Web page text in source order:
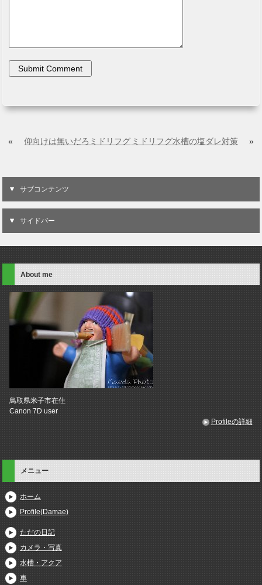
« 仰向けは無いだろミドリフグ ミドリフグ水槽の塩ダレ対策 »
サブコンテンツ
サイドバー
About me
鳥取県米子市在住
Canon 7D user
Profileの詳細
メニュー
ホーム
Profile(Damae)
ただの日記
カメラ・写真
水槽・アクア
車